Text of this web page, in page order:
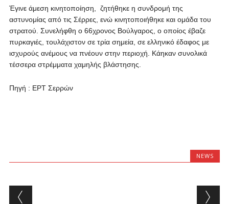
Έγινε άμεση κινητοποίηση, ζητήθηκε η συνδρομή της
αστυνομίας από τις Σέρρες, ενώ κινητοποιήθηκε και ομάδα του
στρατού. Συνελήφθη ο 66χρονος Βούλγαρος, ο οποίος έβαζε
πυρκαγιές, τουλάχιστον σε τρία σημεία, σε ελληνικό έδαφος με
ισχυρούς ανέμους να πνέουν στην περιοχή. Κάηκαν συνολικά
τέσσερα στρέμματα χαμηλής βλάστησης.
Πηγή : ΕΡΤ Σερρών
NEWS
Post navigation